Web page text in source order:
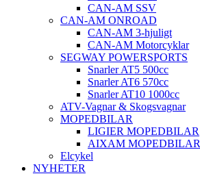
CAN-AM SSV
CAN-AM ONROAD
CAN-AM 3-hjuligt
CAN-AM Motorcyklar
SEGWAY POWERSPORTS
Snarler AT5 500cc
Snarler AT6 570cc
Snarler AT10 1000cc
ATV-Vagnar & Skogsvagnar
MOPEDBILAR
LIGIER MOPEDBILAR
AIXAM MOPEDBILAR
Elcykel
NYHETER